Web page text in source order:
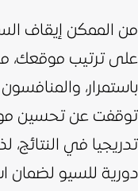
من الممكن إيقاف
على ترتيب موقعك،
باستمرار،
توقفت عن تحسين
تدريجيا في
دورية للسيو